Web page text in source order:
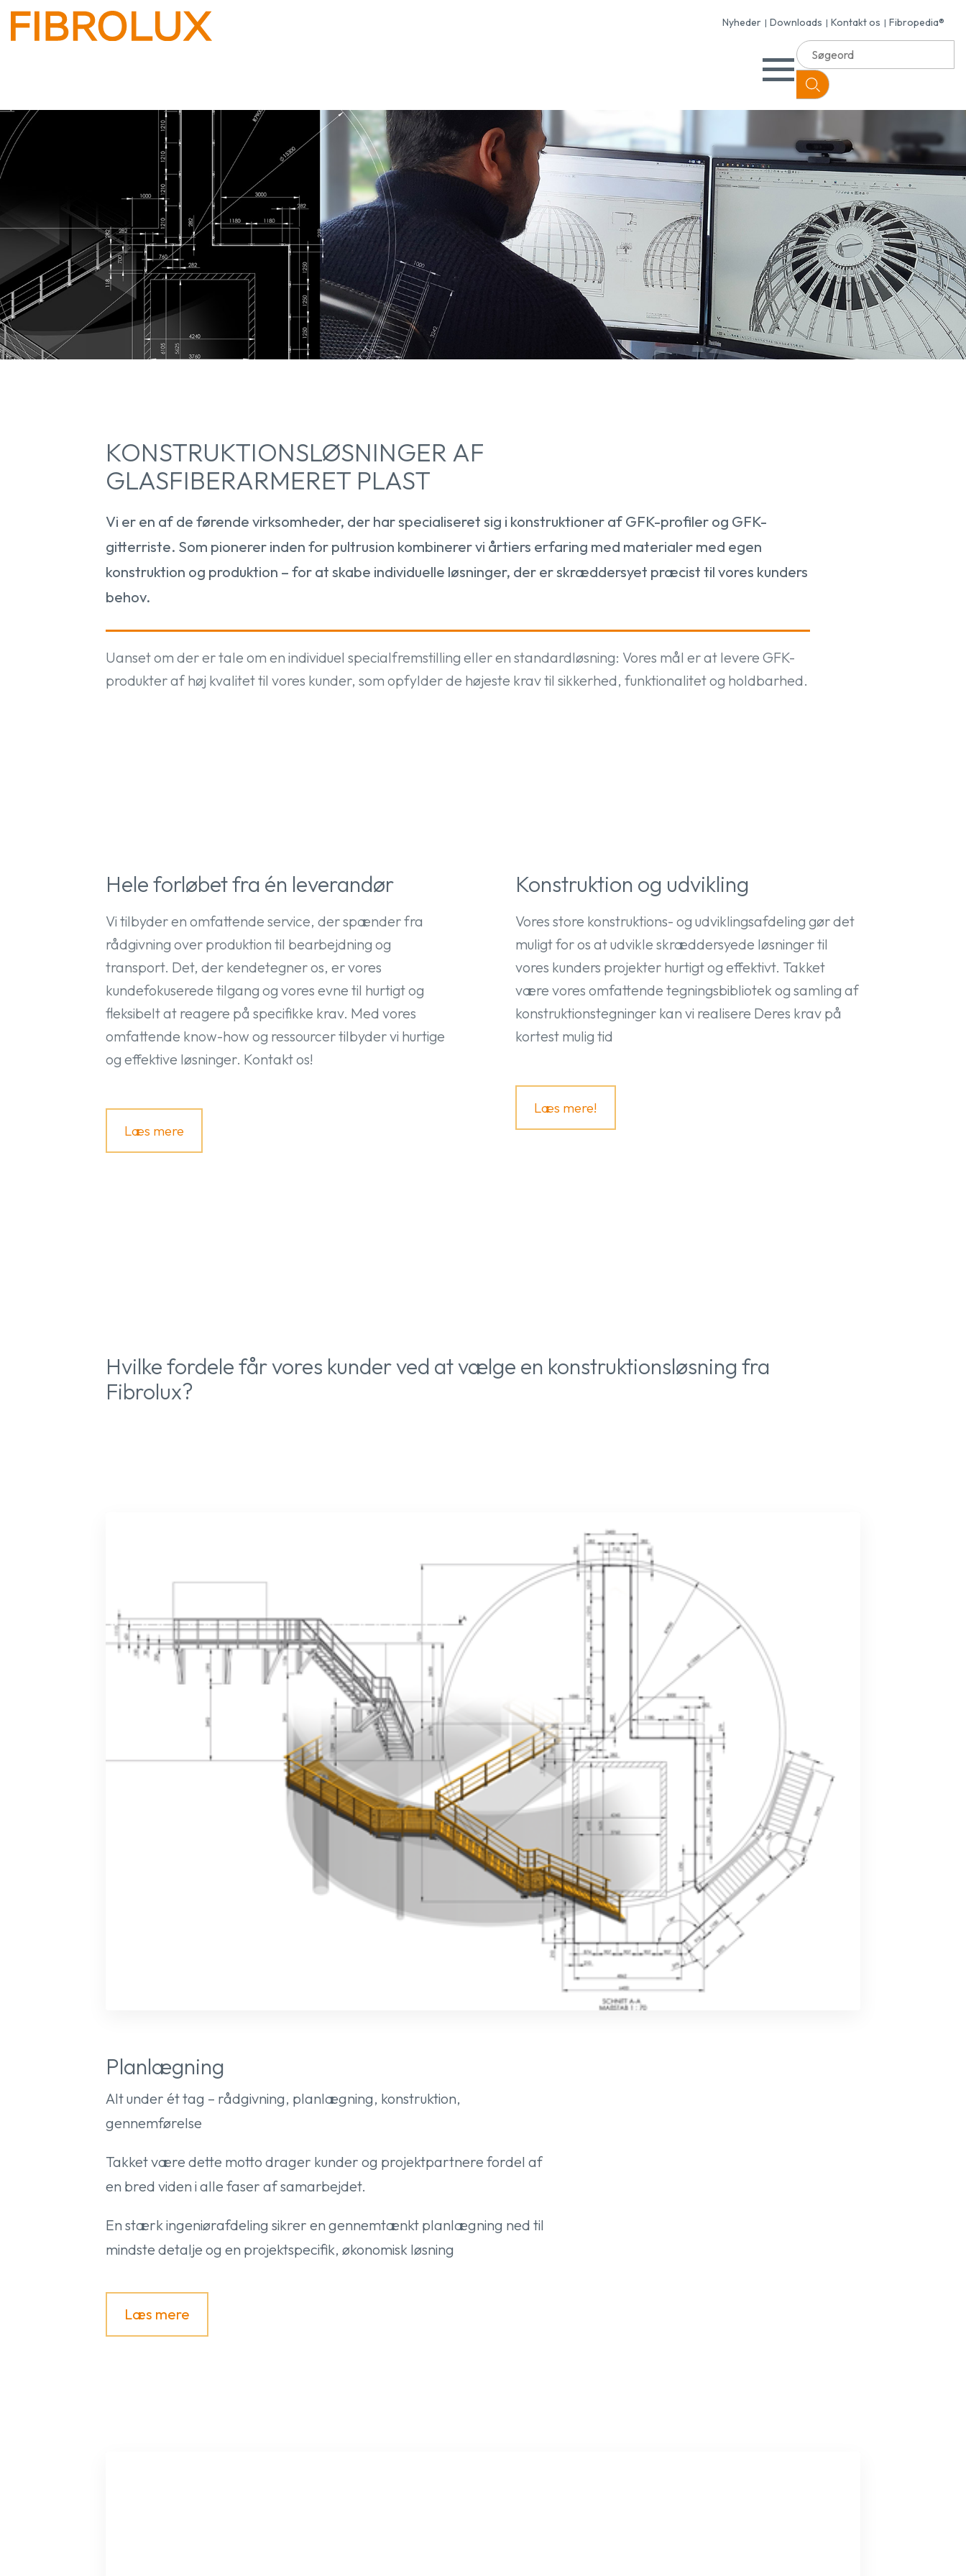
Nyheder Downloads Kontakt os Fibropedia®
KONSTRUKTIONSLØSNINGER AF
GLASFIBERARMERET PLAST
Vi er en af de førende virksomheder, der har specialiseret sig i konstruktioner af GFK-profiler og GFK-
gitterriste. Som pionerer inden for pultrusion kombinerer vi årtiers erfaring med materialer med egen
konstruktion og produktion – for at skabe individuelle løsninger, der er skræddersyet præcist til vores kunders
behov.
Uanset om der er tale om en individuel specialfremstilling eller en standardløsning: Vores mål er at levere GFK-
produkter af høj kvalitet til vores kunder, som opfylder de højeste krav til sikkerhed, funktionalitet og holdbarhed.
Hele forløbet fra én leverandør
Vi tilbyder en omfattende service, der spænder fra
rådgivning over produktion til bearbejdning og
transport. Det, der kendetegner os, er vores
kundefokuserede tilgang og vores evne til hurtigt og
fleksibelt at reagere på specifikke krav. Med vores
omfattende know-how og ressourcer tilbyder vi hurtige
og effektive løsninger. Kontakt os!
Læs mere
Konstruktion og udvikling
Vores store konstruktions- og udviklingsafdeling gør det
muligt for os at udvikle skræddersyede løsninger til
vores kunders projekter hurtigt og effektivt. Takket
være vores omfattende tegningsbibliotek og samling af
konstruktionstegninger kan vi realisere Deres krav på
kortest mulig tid
Læs mere!
Hvilke fordele får vores kunder ved at vælge en konstruktionsløsning fra
Fibrolux?
Planlægning
Alt under ét tag – rådgivning, planlægning, konstruktion,
gennemførelse
Takket være dette motto drager kunder og projektpartnere fordel af
en bred viden i alle faser af samarbejdet.
En stærk ingeniørafdeling sikrer en gennemtænkt planlægning ned til
mindste detalje og en projektspecifik, økonomisk løsning
Læs mere